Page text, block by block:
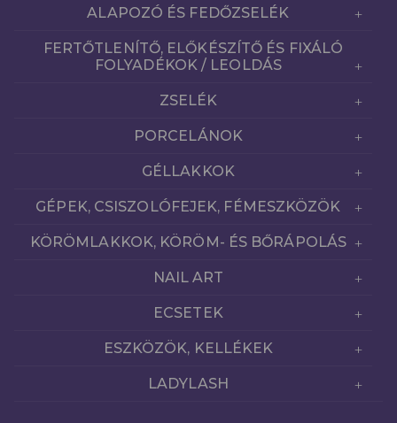
ALAPOZÓ ÉS FEDŐZSELÉK
FERTŐTLENÍTŐ, ELŐKÉSZÍTŐ ÉS FIXÁLÓ
FOLYADÉKOK / LEOLDÁS
ZSELÉK
PORCELÁNOK
GÉLLAKKOK
GÉPEK, CSISZOLÓFEJEK, FÉMESZKÖZÖK
KÖRÖMLAKKOK, KÖRÖM- ÉS BŐRÁPOLÁS
NAIL ART
ECSETEK
ESZKÖZÖK, KELLÉKEK
LADYLASH